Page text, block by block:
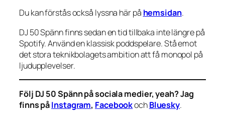
Du kan förstås också lyssna här på hemsidan.
DJ 50 Spänn finns sedan en tid tillbaka inte längre på
Spotify. Använd en klassisk poddspelare. Stå emot
det stora teknikbolagets ambition att få monopol på
ljudupplevelser.
Följ DJ 50 Spänn på sociala medier, yeah? Jag
finns påInstagram, FacebookochBluesky.